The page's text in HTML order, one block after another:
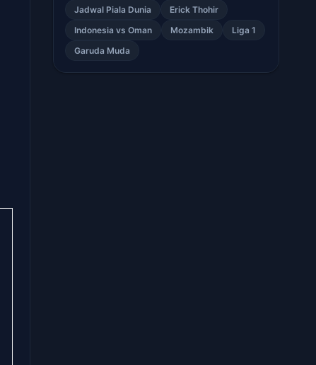
Jadwal Piala Dunia
Erick Thohir
Indonesia vs Oman
Mozambik
Liga 1
Garuda Muda